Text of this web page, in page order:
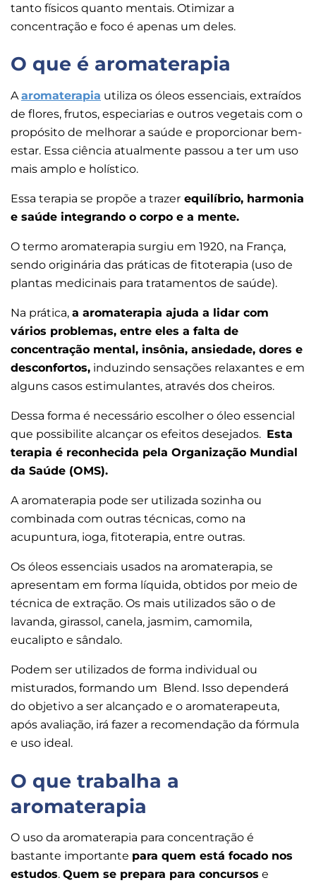
tanto físicos quanto mentais. Otimizar a
concentração e foco é apenas um deles.
O que é aromaterapia
Aaromaterapia utiliza os óleos essenciais, extraídos
de flores, frutos, especiarias e outros vegetais com o
propósito de melhorar a saúde e proporcionar bem-
estar. Essa ciência atualmente passou a ter um uso
mais amplo e holístico.
Essa terapia se propõe a trazer equilíbrio, harmonia
e saúde integrando o corpo e a mente.
O termo aromaterapia surgiu em 1920, na França,
sendo originária das práticas de fitoterapia (uso de
plantas medicinais para tratamentos de saúde).
Na prática, a aromaterapia ajuda a lidar com
vários problemas, entre eles a falta de
concentração mental, insônia, ansiedade, dores e
desconfortos, induzindo sensações relaxantes e em
alguns casos estimulantes, através dos cheiros.
Dessa forma é necessário escolher o óleo essencial
que possibilite alcançar os efeitos desejados. Esta
terapia é reconhecida pela Organização Mundial
da Saúde (OMS).
A aromaterapia pode ser utilizada sozinha ou
combinada com outras técnicas, como na
acupuntura, ioga, fitoterapia, entre outras.
Os óleos essenciais usados na aromaterapia, se
apresentam em forma líquida, obtidos por meio de
técnica de extração. Os mais utilizados são o de
lavanda, girassol, canela, jasmim, camomila,
eucalipto e sândalo.
Podem ser utilizados de forma individual ou
misturados, formando um Blend. Isso dependerá
do objetivo a ser alcançado e o aromaterapeuta,
após avaliação, irá fazer a recomendação da fórmula
e uso ideal.
O que trabalha a
aromaterapia
O uso da aromaterapia para concentração é
bastante importante para quem está focado nos
estudos. Quem se prepara para concursos e